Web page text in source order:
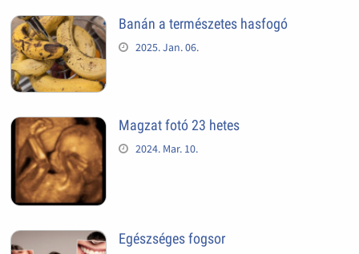
Banán a természetes hasfogó
2025. Jan. 06.
Magzat fotó 23 hetes
2024. Mar. 10.
Egészséges fogsor